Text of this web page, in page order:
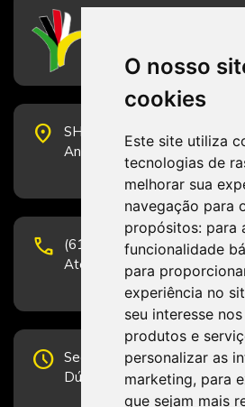
O nosso
cookies
Este site utiliza
tecnologias de
melhorar sua
navegação para
propósitos: para
funcionalidade
para
experiência no
seu interesse
produtos e
personalizar as
marketing, para
que sejam mais
place
SHS Quadra 6, Bloco E,
Andar, Sala 2001 - CEP
phone
(61) 3223-1652 e (61)
Atendimento por telefone
schedule Segunda-feira a Sexta-feira
Dúvidas e sugestões pelo